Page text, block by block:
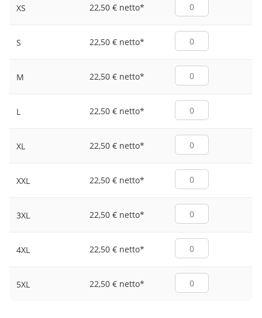
XS 22,50 € netto*
S 22,50 € netto*
M 22,50 € netto*
L 22,50 € netto*
XL 22,50 € netto*
XXL 22,50 € netto*
3XL 22,50 € netto*
4XL 22,50 € netto*
5XL 22,50 € netto*